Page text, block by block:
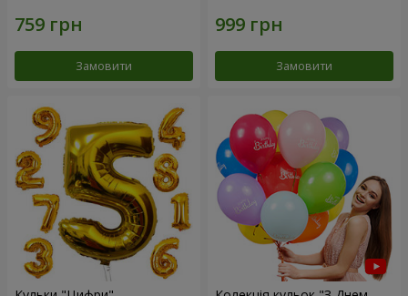
Замовити Замовити